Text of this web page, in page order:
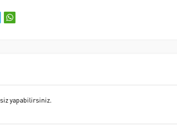
siz yapabilirsiniz.